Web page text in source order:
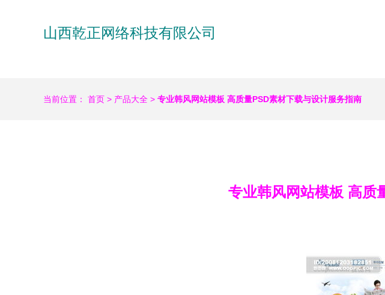
山西乾正网络科技有限公司
当前位置： 首页 > 产品大全 > 专业韩风网站模板 高质量PSD素材下载与设计服务指南
专业韩风网站模板 高质